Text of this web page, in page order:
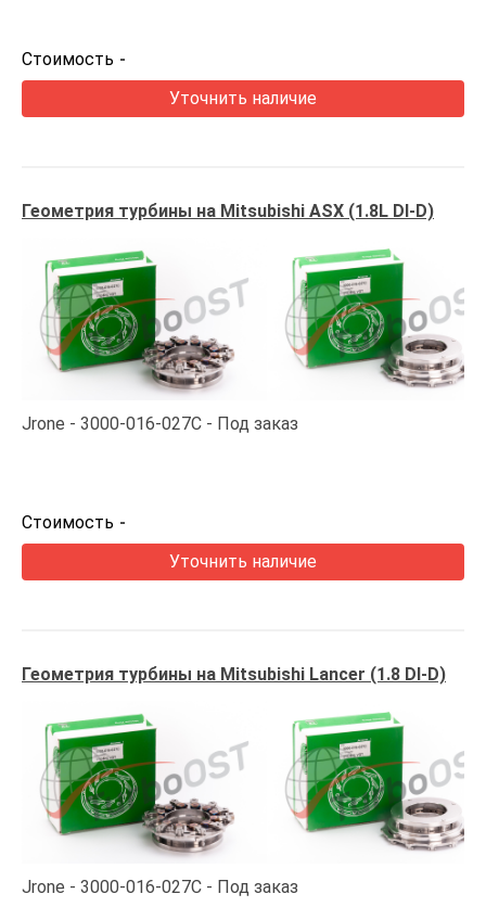
Стоимость -
Уточнить наличие
Геометрия турбины на Mitsubishi ASX (1.8L DI-D)
Jrone 3000-016-027C Под заказ
Стоимость -
Уточнить наличие
Геометрия турбины на Mitsubishi Lancer (1.8 DI-D)
Jrone 3000-016-027C Под заказ